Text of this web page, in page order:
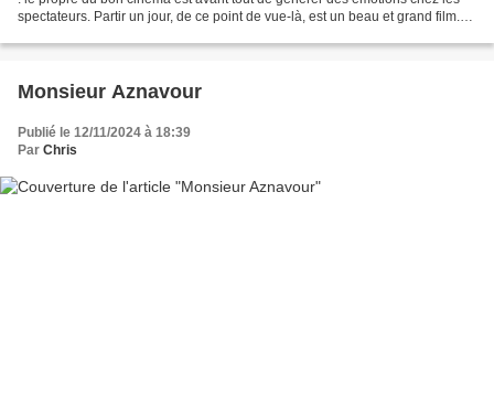
spectateurs. Partir un jour, de ce point de vue-là, est un beau et grand film.
Monsieur Aznavour
Publié le 12/11/2024 à 18:39
Par Chris